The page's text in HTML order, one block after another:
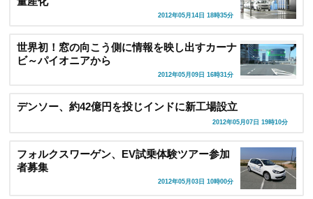
2012年05月14日 18時35分
世界初！窓の向こう側に情報を映し出すカーナ
ビ～パイオニアから
2012年05月09日 16時31分
デンソー、約42億円を投じインドに新工場設立
2012年05月07日 19時10分
フォルクスワーゲン、EV試乗体験ツアー参加
者募集
2012年05月03日 10時00分